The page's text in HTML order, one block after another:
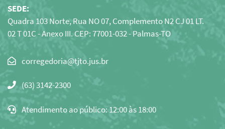
SEDE:
Quadra 103 Norte, Rua NO 07, Complemento N2 CJ 01 LT.
02 T 01C - Anexo III. CEP: 77001-032 - Palmas-TO
Clique
copiar
o
e-
mail
(63) 3142-2300
Atendimento ao público: 12:00 às 18:00